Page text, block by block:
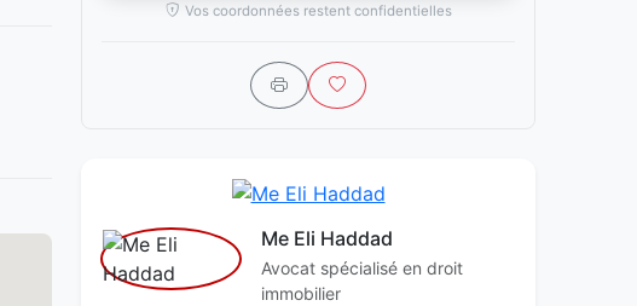
Vos coordonnées restent confidentielles
Me Eli Haddad
Avocat spécialisé en droit
immobilier